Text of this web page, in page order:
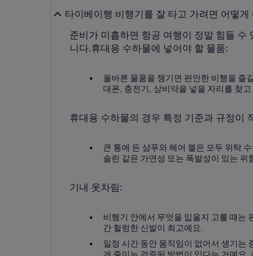
타이베이행 비행기를 잘 타고 가려면 어떻게
준비가 미흡하면 항공 여행이 정말 힘들
니다.휴대용 수하물에 넣어야 할 물품:
올바른 물품을 챙기면 편안한 비행을 즐
대폰, 충전기, 상비약을 넣을 자리를 찾
휴대용 수하물의 경우 특정 기준과 규정이
큰 통에 든 샴푸와 헤어 젤은 모두 위탁
솔린 같은 가연성 또는 폭발성이 있는
기내 옷차림:
비행기 안에서 무엇을 입을지 고를 때는
간 헐렁한 신발이 최고예요.
일정 시간 동안 움직임이 없어서 생기는